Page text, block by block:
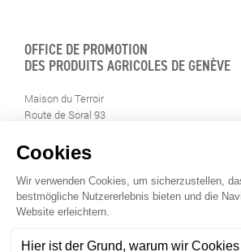
OFFICE DE PROMOTION
DES PRODUITS AGRICOLES DE GENÈVE
Maison du Terroir
Route de Soral 93
Tél: 022 388 71 55
Fax: 022 388 71 58
info@geneveterroir.ge.ch
BLEIBEN SIE AKTUELL INFORMIERT